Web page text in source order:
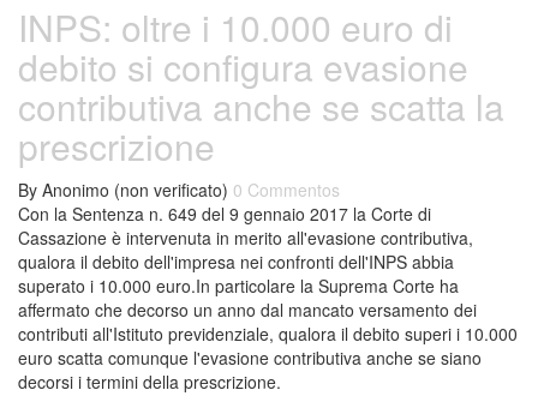
INPS: oltre i 10.000 euro di
debito si configura evasione
contributiva anche se scatta la
prescrizione
By Anonimo (non verificato) 0 Commentos
Con la Sentenza n. 649 del 9 gennaio 2017 la Corte di
Cassazione è intervenuta in merito all'evasione contributiva,
qualora il debito dell'impresa nei confronti dell'INPS abbia
superato i 10.000 euro.In particolare la Suprema Corte ha
affermato che decorso un anno dal mancato versamento dei
contributi all'Istituto previdenziale, qualora il debito superi i 10.000
euro scatta comunque l'evasione contributiva anche se siano
decorsi i termini della prescrizione.